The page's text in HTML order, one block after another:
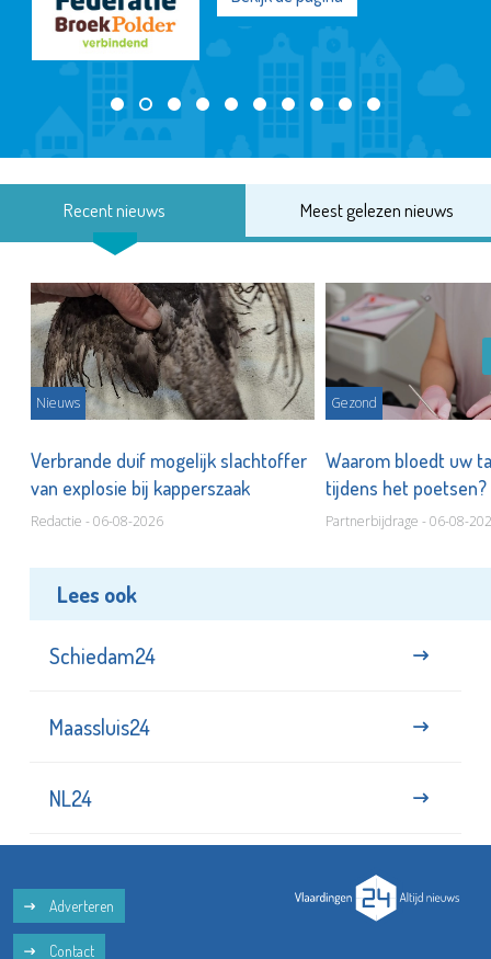
Recent nieuws Meest gelezen nieuws
Nieuws
Verbrande duif mogelijk slachtoffer
van explosie bij kapperszaak
Redactie - 06-08-2026
Gezond
Waarom bloedt uw
tijdens het poetsen?
Partnerbijdrage - 06-08-
Lees ook
Schiedam24
Maassluis24
NL24
Adverteren
Contact